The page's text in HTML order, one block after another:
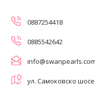
0887254418
0885542642
info@swanpearls.com
ул. Самоковско